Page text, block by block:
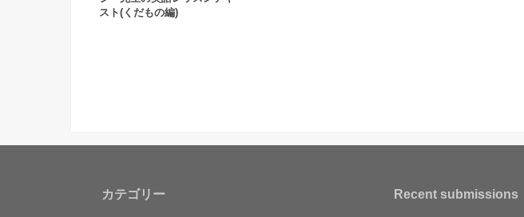
スト(くだもの編)
カテゴリー Recent submissions